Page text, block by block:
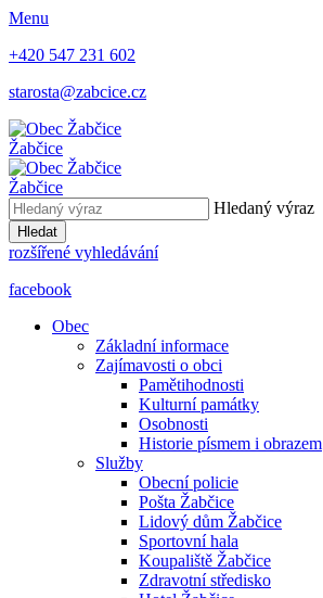
Menu
+420 547 231 602
starosta@zabcice.cz
Žabčice
Žabčice
Hledaný výraz
Hledat
rozšířené vyhledávání
facebook
Obec
Základní informace
Zajímavosti o obci
Pamětihodnosti
Kulturní památky
Osobnosti
Historie písmem i obrazem
Služby
Obecní policie
Pošta Žabčice
Lidový dům Žabčice
Sportovní hala
Koupaliště Žabčice
Zdravotní středisko